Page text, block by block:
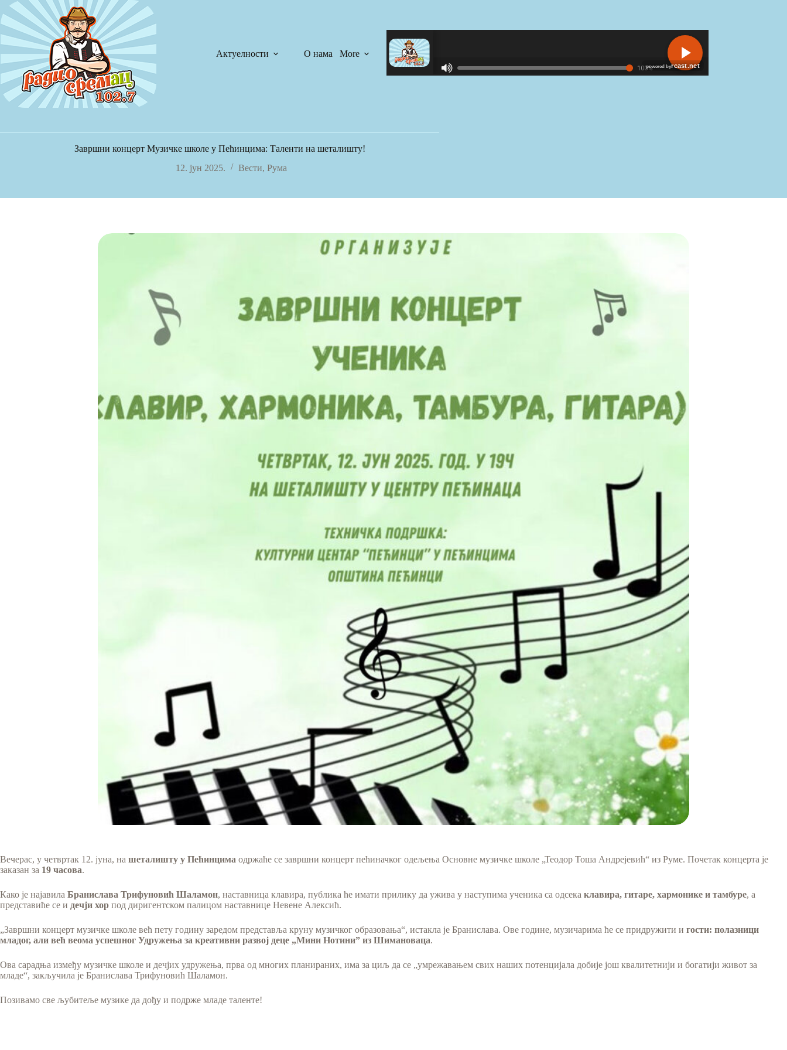
Skip
to
content
Актуелности О нама More
.
Завршни концерт Музичке школе у Пећинцима: Таленти на шеталишту!
12. јун 2025.
Вести, Рума
Вечерас, у четвртак 12. јуна, на шеталишту у Пећинцима одржаће се завршни концерт пећиначког одељења Основне музичке школе „Теодор Тоша Андрејевић“ из Руме. Почетак концерта је
заказан за 19 часова.
Како је најавила Бранислава Трифуновић Шаламон, наставница клавира, публика ће имати прилику да ужива у наступима ученика са одсека клавира, гитаре, хармонике и тамбуре, а
представиће се и дечји хор под диригентском палицом наставнице Невене Алексић.
„Завршни концерт музичке школе већ пету годину заредом представља круну музичког образовања“, истакла је Бранислава. Ове године, музичарима ће се придружити и гости: полазници
младог, али већ веома успешног Удружења за креативни развој деце „Мини Нотини” из Шимановаца.
Ова сарадња између музичке школе и дечјих удружења, прва од многих планираних, има за циљ да се „умрежавањем свих наших потенцијала добије још квалитетнији и богатији живот за
младе“, закључила је Бранислава Трифуновић Шаламон.
Позивамо све љубитеље музике да дођу и подрже младе таленте!